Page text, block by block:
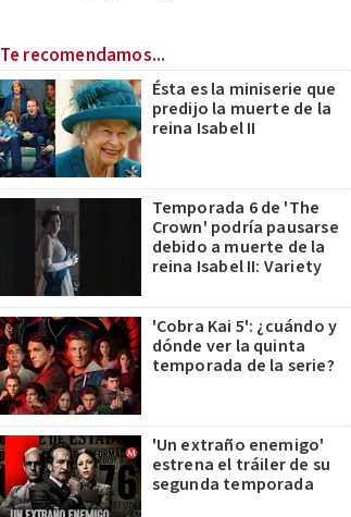
Te recomendamos...
Ésta es la miniserie que
predijo la muerte de la
reina Isabel II
Temporada 6 de 'The
Crown' podría pausarse
debido a muerte de la
reina Isabel II: Variety
'Cobra Kai 5': ¿cuándo y
dónde ver la quinta
temporada de la serie?
'Un extraño enemigo'
estrena el tráiler de su
segunda temporada